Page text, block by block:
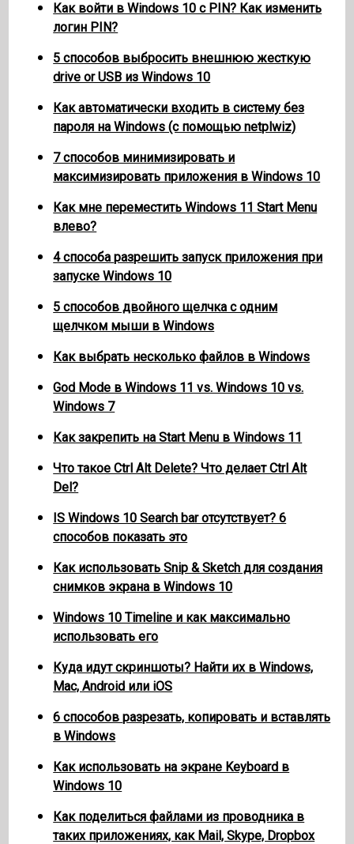
Как войти в Windows 10 с PIN? Как изменить
логин PIN?
5 способов выбросить внешнюю жесткую
drive or USB из Windows 10
Как автоматически входить в систему без
пароля на Windows (с помощью netplwiz)
7 способов минимизировать и
максимизировать приложения в Windows 10
Как мне переместить Windows 11 Start Menu
влево?
4 способа разрешить запуск приложения при
запуске Windows 10
5 способов двойного щелчка с одним
щелчком мыши в Windows
Как выбрать несколько файлов в Windows
God Mode в Windows 11 vs. Windows 10 vs.
Windows 7
Как закрепить на Start Menu в Windows 11
Что такое Ctrl Alt Delete? Что делает Ctrl Alt
Del?
IS Windows 10 Search bar отсутствует? 6
способов показать это
Как использовать Snip & Sketch для создания
снимков экрана в Windows 10
Windows 10 Timeline и как максимально
использовать его
Куда идут скриншоты? Найти их в Windows,
Mac, Android или iOS
6 способов разрезать, копировать и вставлять
в Windows
Как использовать на экране Keyboard в
Windows 10
Как поделиться файлами из проводника в
таких приложениях, как Mail, Skype, Dropbox